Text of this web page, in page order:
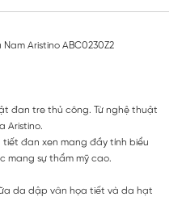
Nam Aristino ABC0230Z2
đan tre thủ công. Từ nghệ thuật
Aristino.
đan xen mang đầy tính biểu
mang sự thẩm mỹ cao.
da dập vân họa tiết và da hạt